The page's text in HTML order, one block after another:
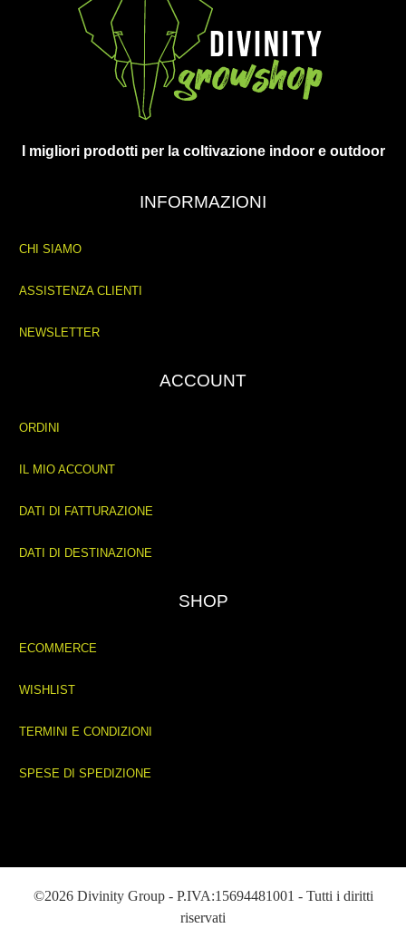
I migliori prodotti per la coltivazione indoor e outdoor
INFORMAZIONI
CHI SIAMO
ASSISTENZA CLIENTI
NEWSLETTER
ACCOUNT
ORDINI
IL MIO ACCOUNT
DATI DI FATTURAZIONE
DATI DI DESTINAZIONE
SHOP
ECOMMERCE
WISHLIST
TERMINI E CONDIZIONI
SPESE DI SPEDIZIONE
©2026 Divinity Group - P.IVA:15694481001 - Tutti i diritti
riservati